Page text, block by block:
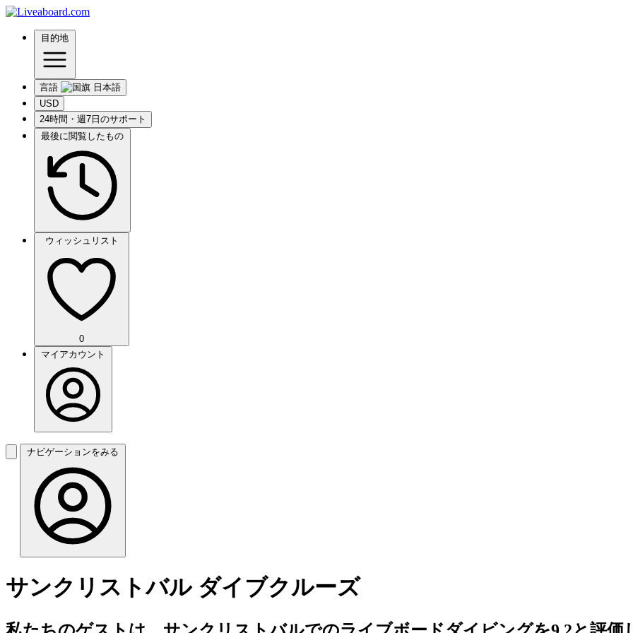
目的地
言語
USD
24時間・週7日のサポート
最後に閲覧したもの
ウィッシュリスト
0
マイアカウント
ナビゲーションをみる
サンクリストバル ダイブクルーズ